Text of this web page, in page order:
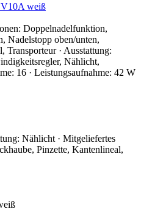
weiß
Doppelnadelfunktion,
Nadelstopp oben/unten,
Transporteur · Ausstattung:
Nählicht,
16 · Leistungsaufnahme: 42 W
Nählicht · Mitgeliefertes
Pinzette, Kantenlineal,